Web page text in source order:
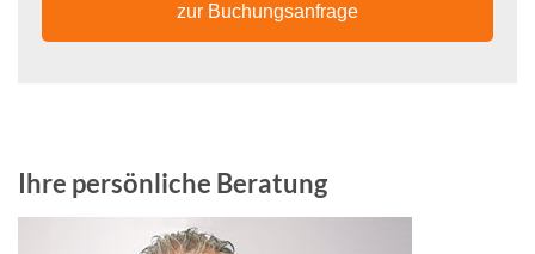
zur Buchungsanfrage
Ihre persönliche Beratung